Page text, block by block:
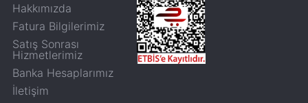
Hakkımızda
Fatura Bilgilerimiz
Satış Sonrası
Hizmetlerimiz
Banka Hesaplarımız
İletişim